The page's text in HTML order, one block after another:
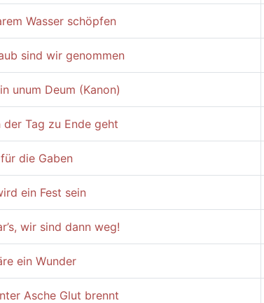
Wasser schöpfen
sind wir genommen
unum Deum (Kanon)
der Tag zu Ende geht
die Gaben
ein Fest sein
wir sind dann weg!
ein Wunder
Asche Glut brennt